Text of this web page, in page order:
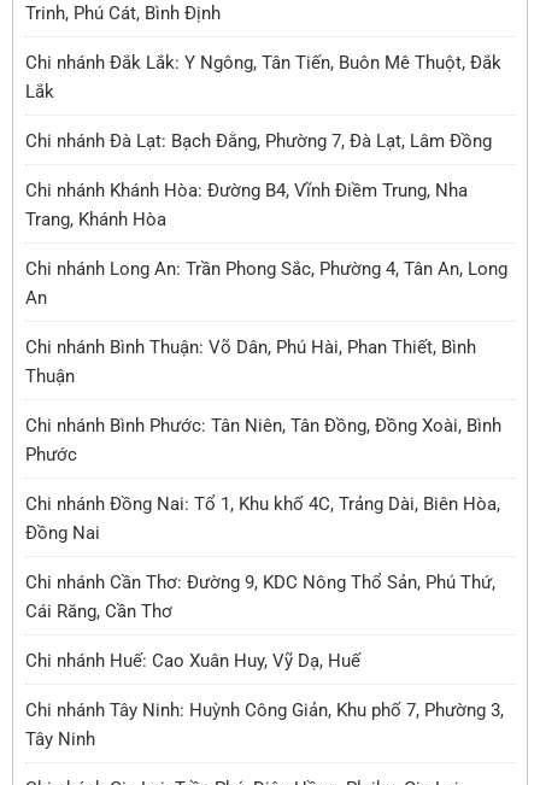
Trinh, Phú Cát, Bình Định
Chi nhánh Đắk Lắk: Y Ngông, Tân Tiến, Buôn Mê Thuột, Đắk
Lắk
Chi nhánh Đà Lạt: Bạch Đằng, Phường 7, Đà Lạt, Lâm Đồng
Chi nhánh Khánh Hòa: Đường B4, Vĩnh Điềm Trung, Nha
Trang, Khánh Hòa
Chi nhánh Long An: Trần Phong Sắc, Phường 4, Tân An, Long
An
Chi nhánh Bình Thuận: Võ Dân, Phú Hài, Phan Thiết, Bình
Thuận
Chi nhánh Bình Phước: Tân Niên, Tân Đồng, Đồng Xoài, Bình
Phước
Chi nhánh Đồng Nai: Tổ 1, Khu khố 4C, Trảng Dài, Biên Hòa,
Đồng Nai
Chi nhánh Cần Thơ: Đường 9, KDC Nông Thổ Sản, Phú Thứ,
Cái Răng, Cần Thơ
Chi nhánh Huế: Cao Xuân Huy, Vỹ Dạ, Huế
Chi nhánh Tây Ninh: Huỳnh Công Giản, Khu phố 7, Phường 3,
Tây Ninh